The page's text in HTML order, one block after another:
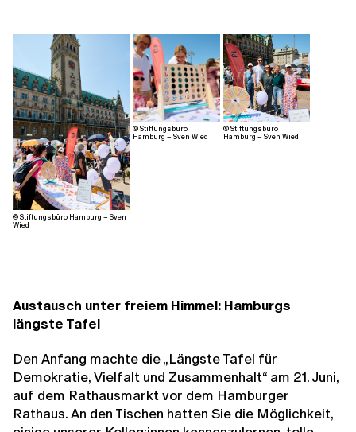
© Stiftungsbüro Hamburg – Sven
Wied
© Stiftungsbüro
Hamburg – Sven Wied
© Stiftungsbüro
Hamburg – Sven Wied
Austausch unter freiem Himmel: Hamburgs
längste Tafel
Den Anfang machte die „Längste Tafel für
Demokratie, Vielfalt und Zusammenhalt“ am 21. Juni,
auf dem Rathausmarkt vor dem Hamburger
Rathaus. An den Tischen hatten Sie die Möglichkeit,